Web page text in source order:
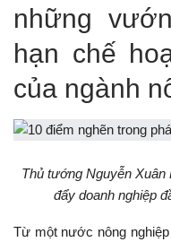
những
hạn chế
của ngành
Thủ tướng Nguyễn Xuân
đẩy doanh nghiệp
Từ một nước nông